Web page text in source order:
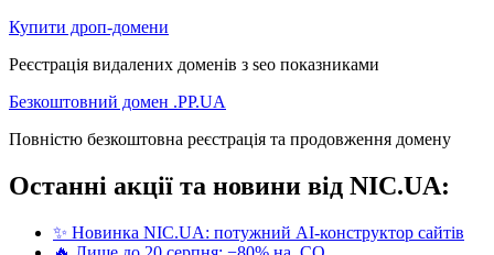
Купити дроп-домени
Реєстрація видалених доменів з seo показниками
Безкоштовний домен .PP.UA
Повністю безкоштовна реєстрація та продовження домену
Останні акції та новини від NIC.UA:
✨ Новинка NIC.UA: потужний AI-конструктор сайтів